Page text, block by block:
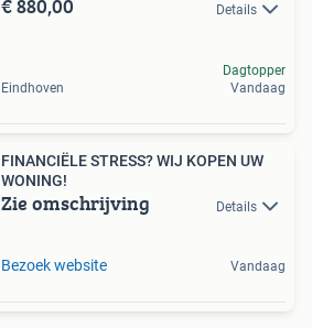
€ 880,00 Details
Eindhoven
Dagtopper
Vandaag
FINANCIËLE STRESS? WIJ KOPEN UW
WONING!
Zie omschrijving Details
Bezoek website Vandaag